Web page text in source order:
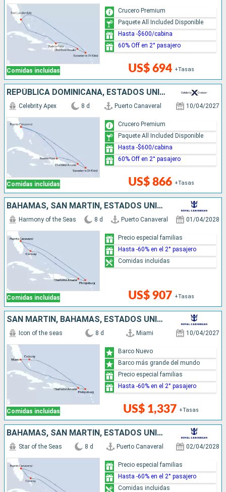
Comidas incluidas US$ 694 +Tasas
Crucero Premium
Paquete All Included Disponible
Hasta -$600/cabina
60% Off en 2° pasajero
REPÚBLICA DOMINICANA, ESTADOS UNIDOS
Comidas incluidas
Celebrity Apex 8 d Puerto Canaveral 10/04/2027
US$ 866 +Tasas
Crucero Premium
Paquete All Included Disponible
Hasta -$600/cabina
60% Off en 2° pasajero
BAHAMAS, SAN MARTÍN, ESTADOS UNIDOS
Comidas incluidas
Harmony of the Seas 8 d Puerto Canaveral 01/04/2028
US$ 907 +Tasas
Precio especial familias
Hasta -60% en el 2° pasajero
Comidas incluidas
SAN MARTÍN, BAHAMAS, ESTADOS UNIDOS
Comidas incluidas
Icon of the seas 8 d Miami 10/04/2027
US$ 1,337 +Tasas
Barco Nuevo
Barco más grande del mundo
Precio especial familias
Hasta -60% en el 2° pasajero
BAHAMAS, SAN MARTÍN, ESTADOS UNIDOS
Star of the Seas 8 d Puerto Canaveral 02/04/2028
Precio especial familias
Hasta -60% en el 2° pasajero
Comidas incluidas